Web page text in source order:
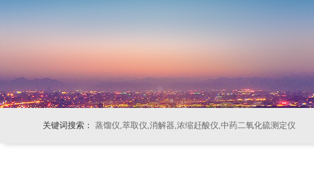
关键词搜索： 蒸馏仪,萃取仪,消解器,浓缩赶酸仪,中药二氧化硫测定仪